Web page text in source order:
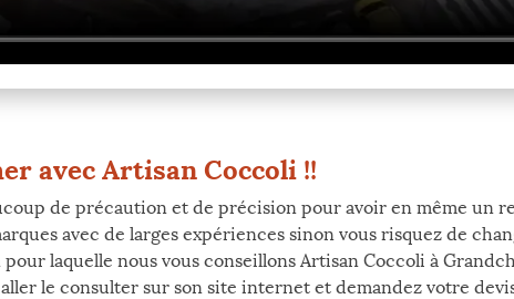
avec Artisan Coccoli !!
de précaution et de précision pour avoir en même un
avec de larges expériences sinon vous risquez de
laquelle nous vous conseillons Artisan Coccoli à
le consulter sur son site internet et demandez votre